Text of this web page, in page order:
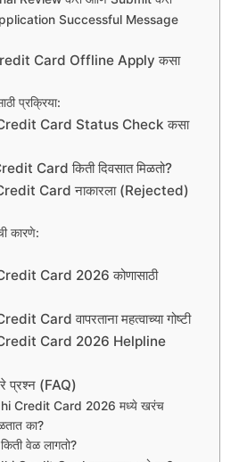
Successful Message
Card Offline Apply कसा
प्रक्रिया:
Card Status Check कसा
Card किती दिवसात मिळतो?
Card नाकारला (Rejected)
कारणे:
Card 2026 कोणासाठी
Card वापरताना महत्वाच्या गोष्टी
Card 2026 Helpline
प्रश्न (FAQ)
Credit Card 2026 मध्ये खरंच
का?
किती वेळ लागतो?